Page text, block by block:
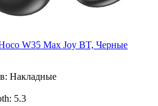
W35 Max Joy BT, Черные
Накладные
5.3